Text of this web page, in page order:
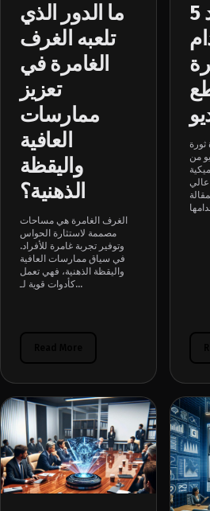
ما الدور الذي
تلعبه الغرف
الغامرة في
تعزيز
ممارسات
العافية
واليقظة
الذهنية؟
الغرف الغامرة هي مساحات
مصممة لاستثارة الحواس
وتوفير تجربة غامرة للأفراد.
في سياق ممارسات العافية
واليقظة الذهنية، فهي تعمل
كأدوات قوية لـ...
5 فوائد
ثورة
من
عالي